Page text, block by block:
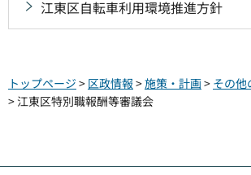
江東区自転車利用環境推進方針
トップページ > 区政情報 >施策・計画> その他
> 江東区特別職報酬等審議会